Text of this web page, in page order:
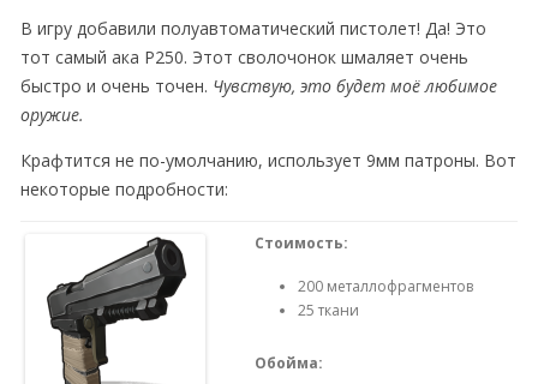
В игру добавили полуавтоматический пистолет! Да! Это
тот самый ака Р250. Этот сволочонок шмаляет очень
быстро и очень точен. Чувствую, это будет моё любимое
оружие.
Крафтится не по-умолчанию, использует 9мм патроны. Вот
некоторые подробности:
Стоимость:
200 металлофрагментов
25 ткани
Обойма: